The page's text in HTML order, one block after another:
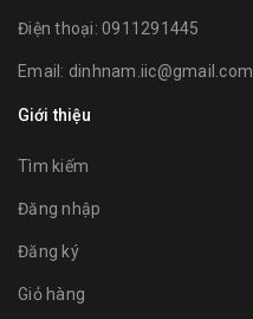
Điện thoại: 0911291445
Email: dinhnam.iic@gmail.com
Giới thiệu
Tìm kiếm
Đăng nhập
Đăng ký
Giỏ hàng